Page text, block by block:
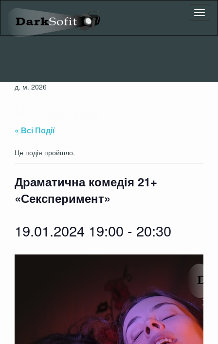
д. м. 2026
« Всі Події
Це подія пройшло.
Драматична комедія 21+
«Сексперимент»
19.01.2024 19:00 - 20:30